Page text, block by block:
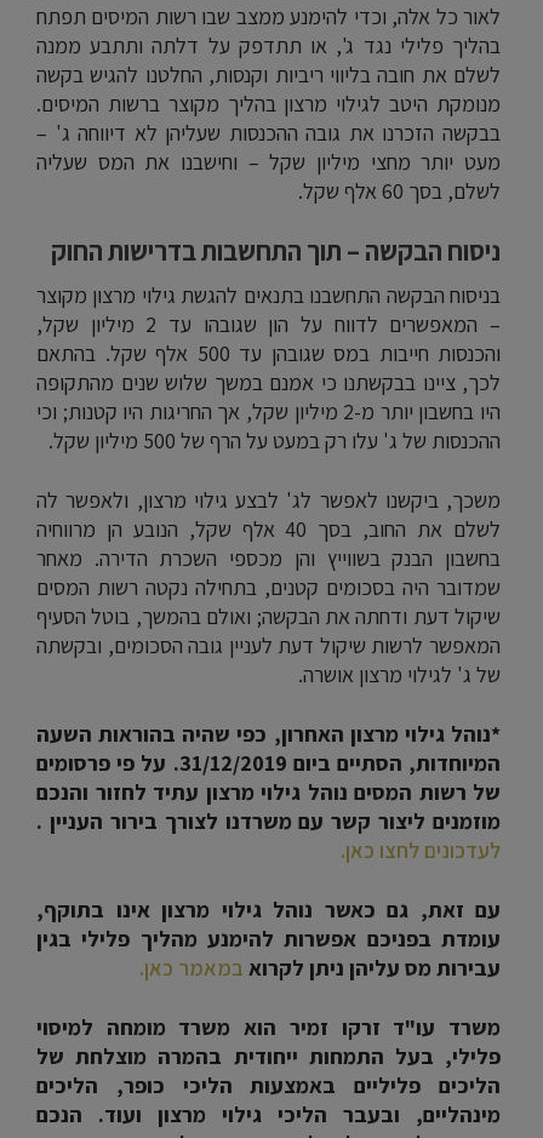
לאור כל אלה, וכדי להימנע ממצב שבו רשות המיסים תפתח
בהליך פלילי נגד ג', או תתדפק על דלתה ותתבע ממנה
לשלם את חובה בליווי ריביות וקנסות, החלטנו להגיש בקשה
מנומקת היטב לגילוי מרצון בהליך מקוצר ברשות המיסים.
בבקשה הזכרנו את גובה ההכנסות שעליהן לא דיווחה ג' –
מעט יותר מחצי מיליון שקל – וחישבנו את המס שעליה
לשלם, בסך 60 אלף שקל.
ניסוח הבקשה – תוך התחשבות בדרישות החוק
בניסוח הבקשה התחשבנו בתנאים להגשת גילוי מרצון מקוצר
– המאפשרים לדווח על הון שגובהו עד 2 מיליון שקל,
והכנסות חייבות במס שגובהן עד 500 אלף שקל. בהתאם
לכך, ציינו בבקשתנו כי אמנם במשך שלוש שנים מהתקופה
היו בחשבון יותר מ-2 מיליון שקל, אך החריגות היו קטנות; וכי
ההכנסות של ג' עלו רק במעט על הרף של 500 מיליון שקל.
משכך, ביקשנו לאפשר לג' לבצע גילוי מרצון, ולאפשר לה
לשלם את החוב, בסך 40 אלף שקל, הנובע הן מרווחיה
בחשבון הבנק בשווייץ והן מכספי השכרת הדירה. מאחר
שמדובר היה בסכומים קטנים, בתחילה נקטה רשות המסים
שיקול דעת ודחתה את הבקשה; ואולם בהמשך, בוטל הסעיף
המאפשר לרשות שיקול דעת לעניין גובה הסכומים, ובקשתה
של ג' לגילוי מרצון אושרה.
*נוהל גילוי מרצון האחרון, כפי שהיה בהוראות השעה
המיוחדות, הסתיים ביום 31/12/2019. על פי פרסומים
של רשות המסים נוהל גילוי מרצון עתיד לחזור והנכם
מוזמנים ליצור קשר עם משרדנו לצורך בירור העניין .
לעדכונים לחצו כאן.
עם זאת, גם כאשר נוהל גילוי מרצון אינו בתוקף,
עומדת בפניכם אפשרות להימנע מהליך פלילי בגין
עבירות מס עליהן ניתן לקרוא במאמר כאן.
משרד עו"ד זרקו זמיר הוא משרד מומחה למיסוי
פלילי, בעל התמחות ייחודית בהמרה מוצלחת של
הליכים פליליים באמצעות הליכי כופר, הליכים
מינהליים, ובעבר הליכי גילוי מרצון ועוד. הנכם